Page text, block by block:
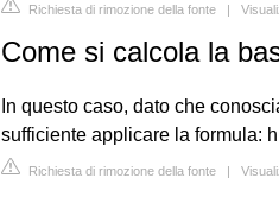
Richiesta di rimozione della fonte |
Come si calcola la
In questo caso, dato che
sufficiente applicare la formula:
Richiesta di rimozione della fonte |